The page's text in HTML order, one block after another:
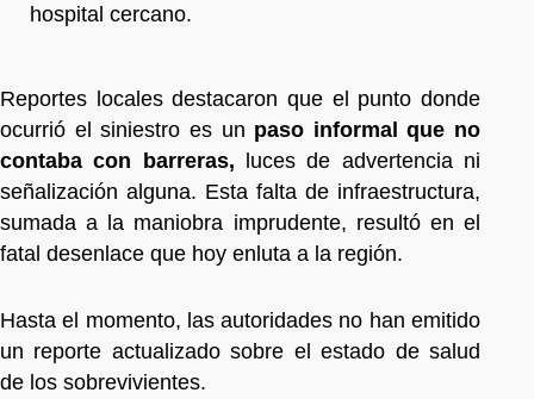
hospital cercano.
Reportes locales destacaron que el punto donde
ocurrió el siniestro es un paso informal que no
contaba con barreras, luces de advertencia ni
señalización alguna. Esta falta de infraestructura,
sumada a la maniobra imprudente, resultó en el
fatal desenlace que hoy enluta a la región.
Hasta el momento, las autoridades no han emitido
un reporte actualizado sobre el estado de salud
de los sobrevivientes.